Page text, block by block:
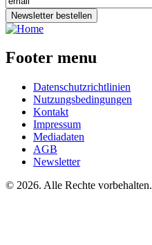
Newsletter bestellen
Footer menu
Datenschutzrichtlinien
Nutzungsbedingungen
Kontakt
Impressum
Mediadaten
AGB
Newsletter
© 2026. Alle Rechte vorbehalten.